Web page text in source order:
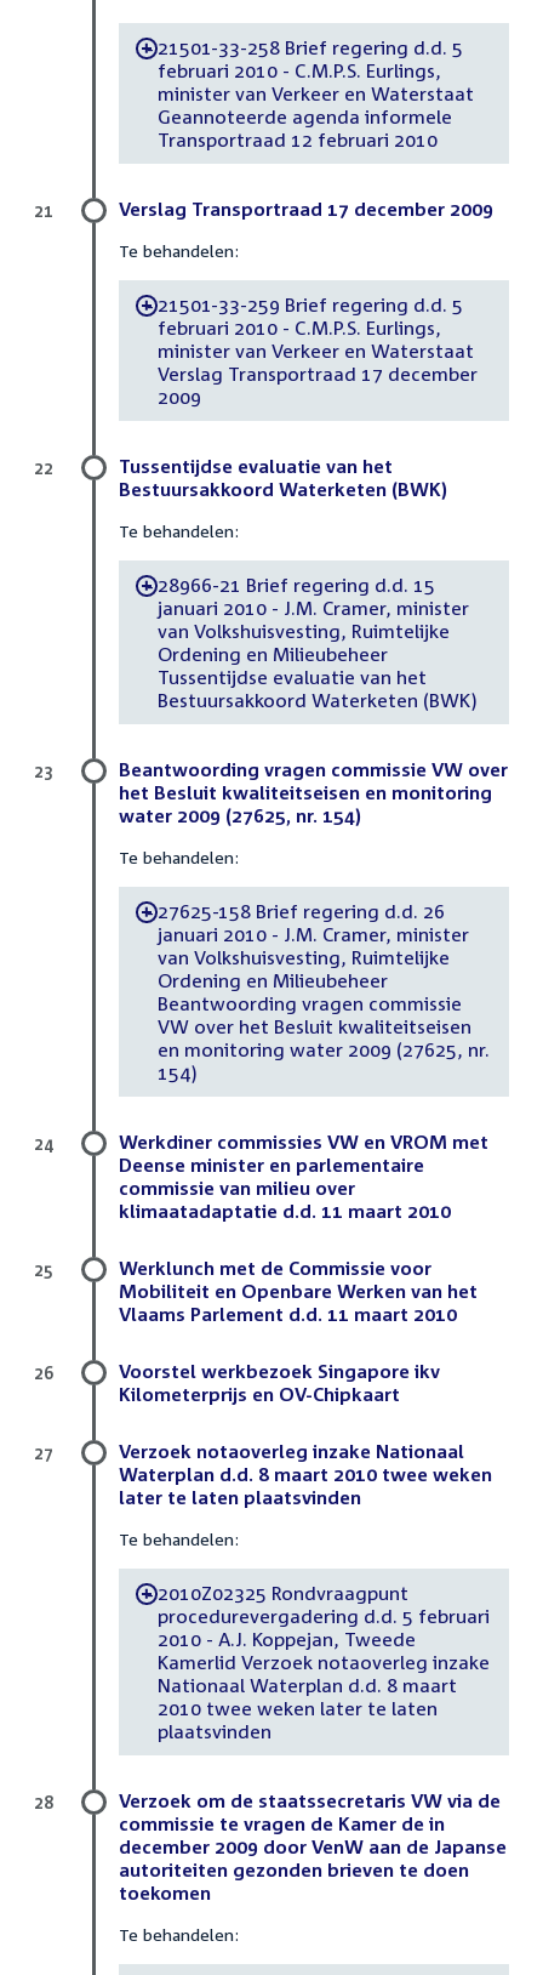
-21501-33-258 Brief regering d.d. 5
februari 2010 - C.M.P.S. Eurlings,
minister van Verkeer en Waterstaat
Geannoteerde agenda informele
Transportraad 12 februari 2010
Verslag Transportraad 17 december 2009
Te behandelen:
-21501-33-259 Brief regering d.d. 5
februari 2010 - C.M.P.S. Eurlings,
minister van Verkeer en Waterstaat
Verslag Transportraad 17 december
2009
21
Tussentijdse evaluatie van het
Bestuursakkoord Waterketen (BWK)
Te behandelen:
-28966-21 Brief regering d.d. 15
januari 2010 - J.M. Cramer, minister
van Volkshuisvesting, Ruimtelijke
Ordening en Milieubeheer
Tussentijdse evaluatie van het
Bestuursakkoord Waterketen (BWK)
22
Beantwoording vragen commissie VW over
het Besluit kwaliteitseisen en monitoring
water 2009 (27625, nr. 154)
Te behandelen:
-27625-158 Brief regering d.d. 26
januari 2010 - J.M. Cramer, minister
van Volkshuisvesting, Ruimtelijke
Ordening en Milieubeheer
Beantwoording vragen commissie
VW over het Besluit kwaliteitseisen
en monitoring water 2009 (27625, nr.
154)
23
Werkdiner commissies VW en VROM met
Deense minister en parlementaire
commissie van milieu over
klimaatadaptatie d.d. 11 maart 2010
24
Werklunch met de Commissie voor
Mobiliteit en Openbare Werken van het
Vlaams Parlement d.d. 11 maart 2010
25
Voorstel werkbezoek Singapore ikv
Kilometerprijs en OV-Chipkaart
26
Verzoek notaoverleg inzake Nationaal
Waterplan d.d. 8 maart 2010 twee weken
later te laten plaatsvinden
Te behandelen:
-2010Z02325 Rondvraagpunt
procedurevergadering d.d. 5 februari
2010 - A.J. Koppejan, Tweede
Kamerlid Verzoek notaoverleg inzake
Nationaal Waterplan d.d. 8 maart
2010 twee weken later te laten
plaatsvinden
27
Verzoek om de staatssecretaris VW via de
commissie te vragen de Kamer de in
december 2009 door VenW aan de Japanse
autoriteiten gezonden brieven te doen
toekomen
Te behandelen:
28